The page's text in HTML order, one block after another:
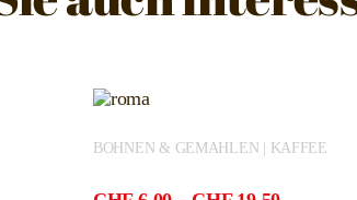
BOHNEN & GEMAHLEN | KAFFEE